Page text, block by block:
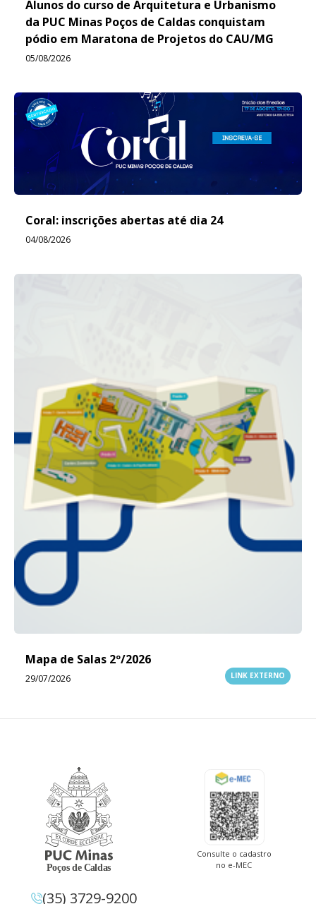
Alunos do curso de Arquitetura e Urbanismo
da PUC Minas Poços de Caldas conquistam
pódio em Maratona de Projetos do CAU/MG
05/08/2026
Coral: inscrições abertas até dia 24
04/08/2026
Mapa de Salas 2º/2026
29/07/2026 LINK EXTERNO
Consulte o cadastro
no e-MEC
(35) 3729-9200